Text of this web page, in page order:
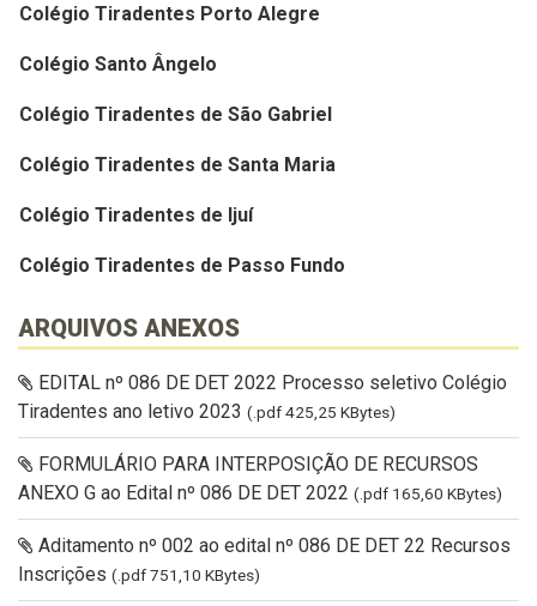
Colégio Tiradentes Porto Alegre
Colégio Santo Ângelo
Colégio Tiradentes de São Gabriel
Colégio Tiradentes de Santa Maria
Colégio Tiradentes de Ijuí
Colégio Tiradentes de Passo Fundo
ARQUIVOS ANEXOS
EDITAL nº 086 DE DET 2022 Processo seletivo Colégio
Tiradentes ano letivo 2023 (.pdf 425,25 KBytes)
FORMULÁRIO PARA INTERPOSIÇÃO DE RECURSOS
ANEXO G ao Edital nº 086 DE DET 2022 (.pdf 165,60 KBytes)
Aditamento nº 002 ao edital nº 086 DE DET 22 Recursos
Inscrições (.pdf 751,10 KBytes)